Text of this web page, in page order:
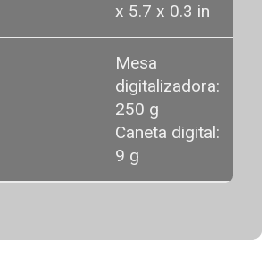
x 5.7 x 0.3 in
Mesa
digitalizadora:
250 g
Caneta digital:
9 g